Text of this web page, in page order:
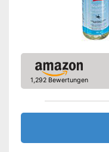
1,292 Bewertungen